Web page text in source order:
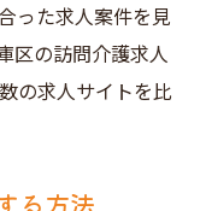
った求人案件を見
区の訪問介護求人
の求人サイトを比
る方法